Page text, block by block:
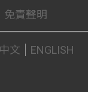
免責聲明
文 ENGLISH